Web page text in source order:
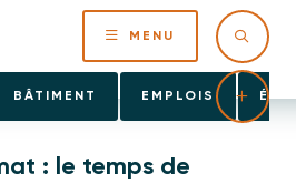
MENU
BÂTIMENT EMPLOIS
: le temps de